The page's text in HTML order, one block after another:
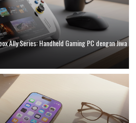
Ally Series: Handheld Gaming PC dengan Jiwa